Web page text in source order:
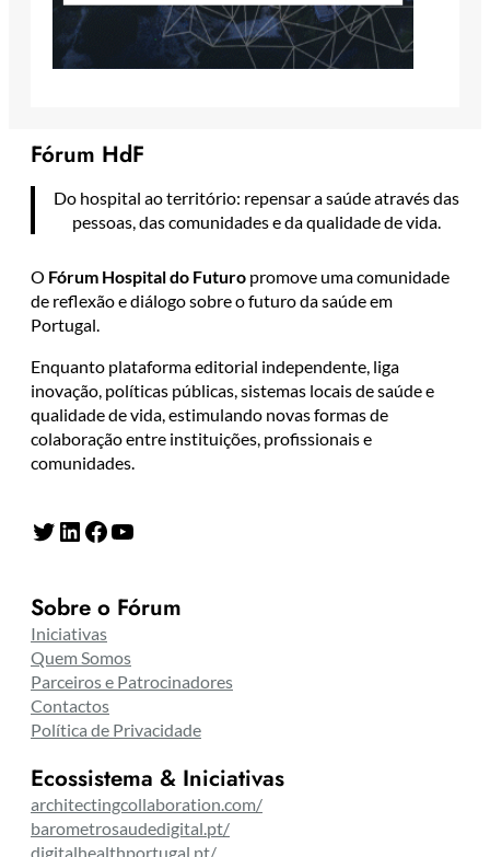
Fórum HdF
Do hospital ao território: repensar a saúde através das
pessoas, das comunidades e da qualidade de vida.
O Fórum Hospital do Futuro promove uma comunidade
de reflexão e diálogo sobre o futuro da saúde em
Portugal.
Enquanto plataforma editorial independente, liga
inovação, políticas públicas, sistemas locais de saúde e
qualidade de vida, estimulando novas formas de
colaboração entre instituições, profissionais e
comunidades.
Twitter LinkedIn Facebook YouTube
Sobre o Fórum
Iniciativas
Quem Somos
Parceiros e Patrocinadores
Contactos
Política de Privacidade
Ecossistema & Iniciativas
architectingcollaboration.com/
barometrosaudedigital.pt/
digitalhealthportugal.pt/